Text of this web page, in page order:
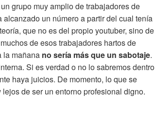
grupo muy amplio de trabajadores de
un número a partir del cual tenía
que no es del propio youtuber, sino de
de esos trabajadores hartos de
la mañana no sería más que un sabotaje.
Si es verdad o no lo sabremos dentro
haya juicios. De momento, lo que se
de ser un entorno profesional digno.